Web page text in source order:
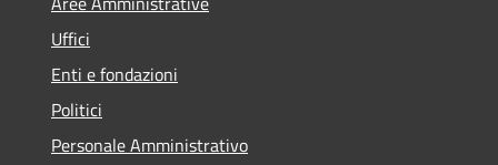
Uffici
Enti e fondazioni
Politici
Personale Amministrativo